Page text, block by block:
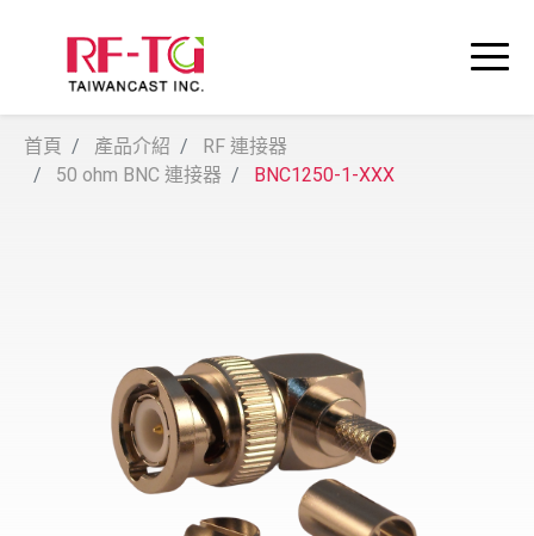
首頁 產品介紹
RF 連接器
50 ohm BNC 連接器
BNC1250-1-XXX